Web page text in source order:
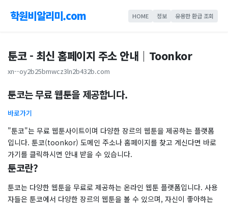
학원비알리미.com HOME 정보 유용한 환급 조회
툰코 - 최신 홈페이지 주소 안내｜Toonkor
xn--oy2b25bmwcz3ln2b432b.com
툰코는 무료 웹툰을 제공합니다.
바로가기
​"툰코"는 무료 웹툰사이트이며 다양한 장르의 웹툰을 제공하는 플랫폼
입니다. 툰코(toonkor) 도메인 주소나 홈페이지를 찾고 계신다면 바로
가기를 클릭하시면 안내 받을 수 있습니다.
툰코란?
툰코는 다양한 웹툰을 무료로 제공하는 온라인 웹툰 플랫폼입니다. 사용
자들은 툰코에서 다양한 장르의 웹툰을 볼 수 있으며, 자신이 좋아하는